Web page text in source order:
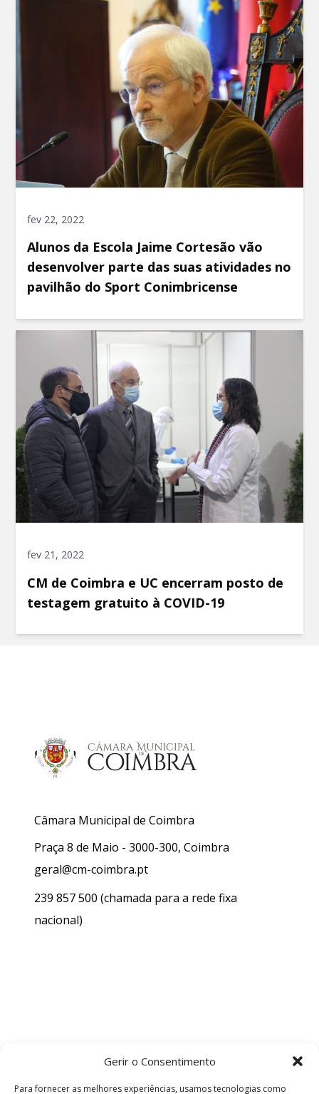
Gerir o Consentimento
Para fornecer as melhores experiências, usamos tecnologias como
fev 22, 2022
Alunos da Escola Jaime Cortesão vão
desenvolver parte das suas atividades no
pavilhão do Sport Conimbricense
fev 21, 2022
CM de Coimbra e UC encerram posto de
testagem gratuito à COVID-19
Câmara Municipal de Coimbra
Praça 8 de Maio - 3000-300, Coimbra
geral@cm-coimbra.pt
239 857 500 (chamada para a rede fixa
nacional)